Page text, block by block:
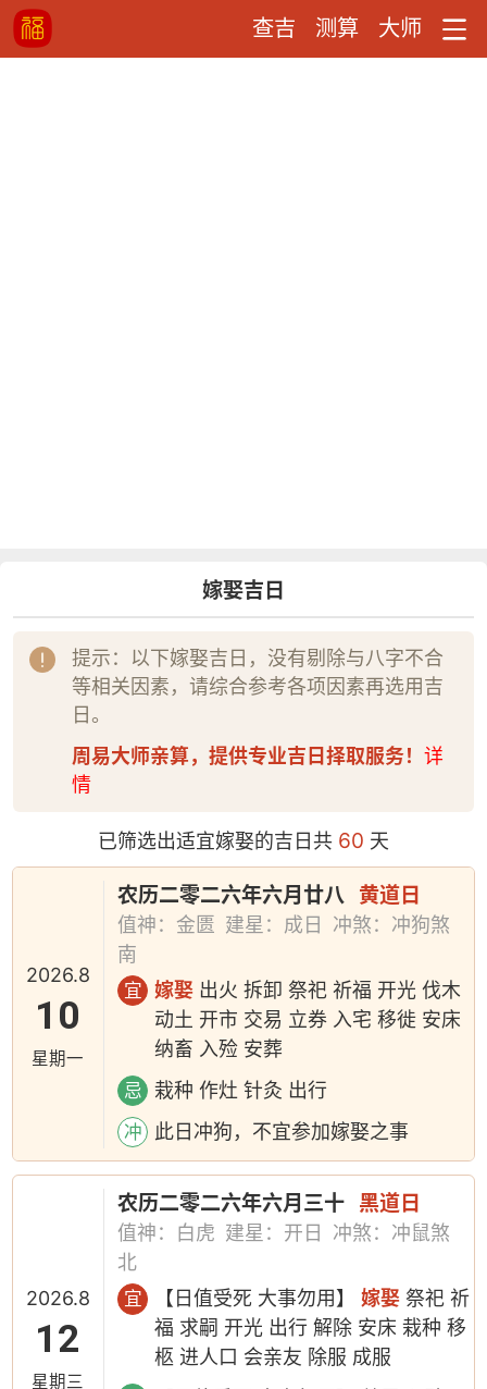
查吉 测算 大师
嫁娶吉日
提示：以下嫁娶吉日，没有剔除与八字不合
等相关因素，请综合参考各项因素再选用吉
日。
周易大师亲算，提供专业吉日择取服务！ 详
情
已筛选出适宜嫁娶的吉日共 60 天
2026.8
10
星期一
农历二零二六年六月廿八 黄道日
值神：金匮 建星：成日
冲煞：冲狗煞
南
宜 嫁娶 出火 拆卸 祭祀 祈福 开光 伐木
动土 开市 交易 立券 入宅 移徙 安床
纳畜 入殓 安葬
忌 栽种 作灶 针灸 出行
冲 此日冲狗，不宜参加嫁娶之事
2026.8
12
星期三
农历二零二六年六月三十 黑道日
值神：白虎 建星：开日
冲煞：冲鼠煞
北
宜 【日值受死 大事勿用】嫁娶 祭祀 祈
福 求嗣 开光 出行 解除 安床 栽种 移
柩 进人口 会亲友 除服 成服